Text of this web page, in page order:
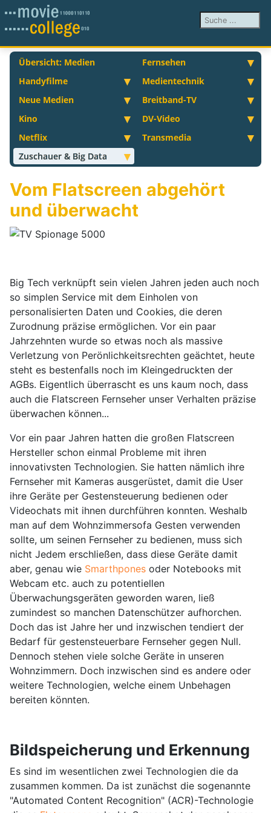
Suchen ...
Übersicht: Medien
Fernsehen
Handyfilme
Medientechnik
Neue Medien
Breitband-TV
Kino
DV-Video
Netflix
Transmedia
Zuschauer & Big Data
Vom Flatscreen abgehört
und überwacht
Big Tech verknüpft sein vielen Jahren jeden auch noch
so simplen Service mit dem Einholen von
personalisierten Daten und Cookies, die deren
Zurodnung präzise ermöglichen. Vor ein paar
Jahrzehnten wurde so etwas noch als massive
Verletzung von Perönlichkeitsrechten geächtet, heute
steht es bestenfalls noch im Kleingedruckten der
AGBs. Eigentlich überrascht es uns kaum noch, dass
auch die Flatscreen Fernseher unser Verhalten präzise
überwachen können...
Vor ein paar Jahren hatten die großen Flatscreen
Hersteller schon einmal Probleme mit ihren
innovativsten Technologien. Sie hatten nämlich ihre
Fernseher mit Kameras ausgerüstet, damit die User
ihre Geräte per Gestensteuerung bedienen oder
Videochats mit ihnen durchführen konnten. Weshalb
man auf dem Wohnzimmersofa Gesten verwenden
sollte, um seinen Fernseher zu bedienen, muss sich
nicht Jedem erschließen, dass diese Geräte damit
aber, genau wie Smarthpones oder Notebooks mit
Webcam etc. auch zu potentiellen
Überwachungsgeräten geworden waren, ließ
zumindest so manchen Datenschützer aufhorchen.
Doch das ist Jahre her und inzwischen tendiert der
Bedarf für gestensteuerbare Fernseher gegen Null.
Dennoch stehen viele solche Geräte in unseren
Wohnzimmern. Doch inzwischen sind es andere oder
weitere Technologien, welche einem Unbehagen
bereiten könnten.
Bildspeicherung und Erkennung
Es sind im wesentlichen zwei Technologien die da
zusammen kommen. Da ist zunächst die sogenannte
"Automated Content Recognition" (ACR)-Technologie